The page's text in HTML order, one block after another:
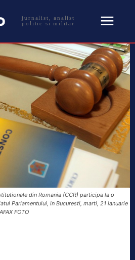
jurnalist, analist
politic si militar
din Romania (CCR) participa la o
Parlamentului, in Bucuresti, marti, 21 ianuarie
FOTO